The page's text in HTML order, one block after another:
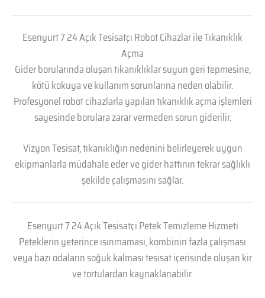
Esenyurt 7 24 Açık Tesisatçı Robot Cihazlar ile Tıkanıklık
Açma
Gider borularında oluşan tıkanıklıklar suyun geri tepmesine,
kötü kokuya ve kullanım sorunlarına neden olabilir.
Profesyonel robot cihazlarla yapılan tıkanıklık açma işlemleri
sayesinde borulara zarar vermeden sorun giderilir.
Vizyon Tesisat, tıkanıklığın nedenini belirleyerek uygun
ekipmanlarla müdahale eder ve gider hattının tekrar sağlıklı
şekilde çalışmasını sağlar.
Esenyurt 7 24 Açık Tesisatçı Petek Temizleme Hizmeti
Peteklerin yeterince ısınmaması, kombinin fazla çalışması
veya bazı odaların soğuk kalması tesisat içerisinde oluşan kir
ve tortulardan kaynaklanabilir.